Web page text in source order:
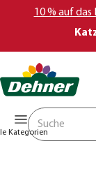
10 % auf
Kategorien